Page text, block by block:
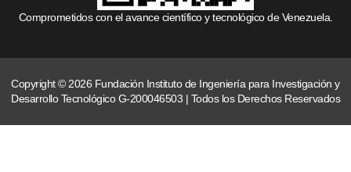
Comprometidos con el avance científico y tecnológico de Venezuela.
Copyright © 2026 Fundación Instituto de Ingeniería para Investigación y
Desarrollo Tecnológico G-200046503 | Todos los Derechos Reservados